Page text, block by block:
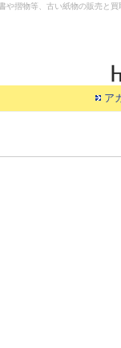
や摺物等、古い紙物の販売と買
ア